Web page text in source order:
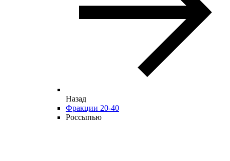
Назад
Фракции 20-40
Россыпью